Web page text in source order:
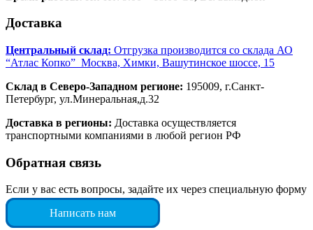
Доставка
Центральный склад: Отгрузка производится со склада АО
“Атлас Копко” Москва, Химки, Вашутинское шоссе, 15
Склад в Северо-Западном регионе: 195009, г.Санкт-
Петербург, ул.Минеральная,д.32
Доставка в регионы: Доставка осуществляется
транспортными компаниями в любой регион РФ
Обратная связь
Если у вас есть вопросы, задайте их через специальную форму
Написать нам